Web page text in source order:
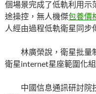
個場景完成了低軌利用
途操控，無人機傑包養價
人經由過程低軌衛星同步
林廣榮說，衛星批量
衛星internet星座範圍化
中國信息通訊研討院